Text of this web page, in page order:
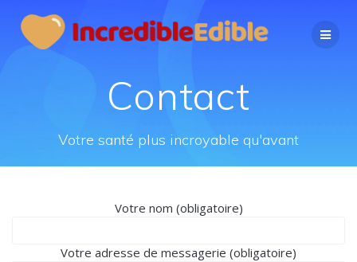
au
contenu
Contact
Votre santé plus incroyable qu'avant
Votre nom (obligatoire)
Votre adresse de messagerie (obligatoire)